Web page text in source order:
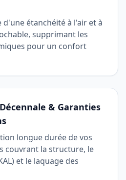
d'une étanchéité à l'air et à
supprimant les
pour un confort
& Garanties
longue durée de vos
couvrant la structure, le
et le laquage des